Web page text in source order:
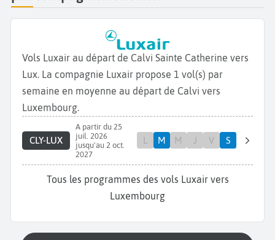
Vols Luxair au départ de Calvi Sainte Catherine vers
Lux. La compagnie Luxair propose 1 vol(s) par
semaine en moyenne au départ de Calvi vers
Luxembourg.
CLY-LUX
A partir du 25
juil. 2026
jusqu'au 2 oct.
2027
L M M J V S
Tous les programmes des vols Luxair vers
Luxembourg